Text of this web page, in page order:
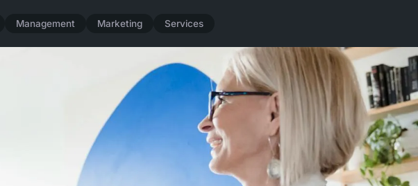
Management Marketing Services